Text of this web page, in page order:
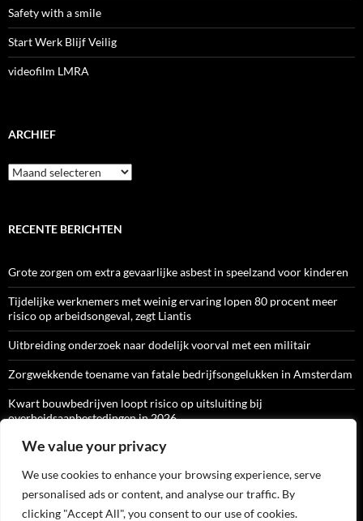
We value your privacy
We use cookies to enhance your browsing experience, serve
personalised ads or content, and analyse our traffic. By
clicking "Accept All", you consent to our use of cookies.
Safety with a smile
Start Werk Blijf Veilig
videofilm LMRA
ARCHIEF
Archief
RECENTE BERICHTEN
Grote zorgen om extra gevaarlijke asbest in speelzand voor kinderen
Tijdelijke werknemers met weinig ervaring lopen 80 procent meer
risico op arbeidsongeval, zegt Liantis
Uitbreiding onderzoek naar dodelijk voorval met een militair
Zorgwekkende toename van fatale bedrijfsongelukken in Amsterdam
Kwart bouwbedrijven loopt risico op uitsluiting bij
overheidsaanbestedingen in 2026
ARBO-CATALOGI